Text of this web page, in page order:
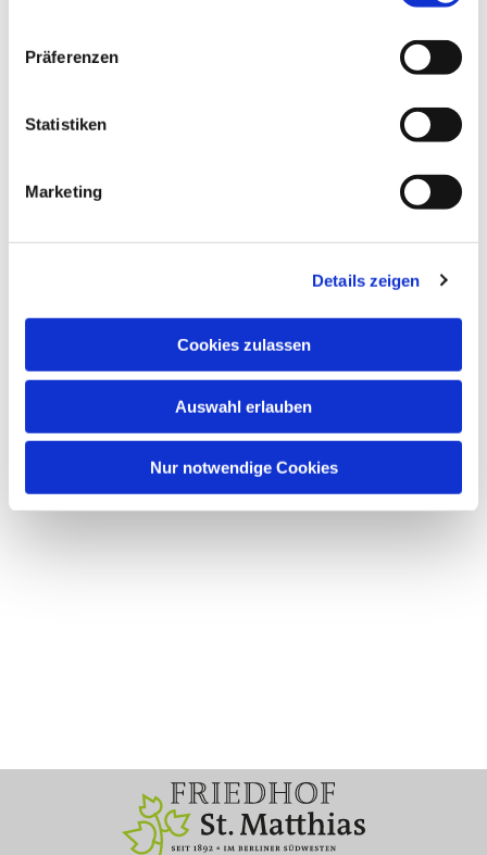
Präferenzen
Statistiken
Marketing
Details zeigen
Cookies zulassen
Auswahl erlauben
Nur notwendige Cookies